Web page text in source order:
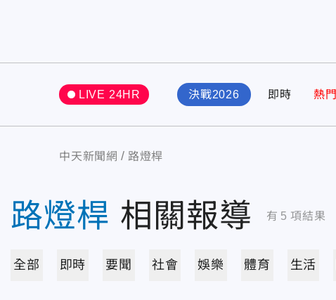
LIVE 24HR 決戰2026 即時 熱門
中天新聞網 路燈桿
路燈桿 相關報導 有 5 項結果
全部 即時 要聞 社會 娛樂 體育 生活